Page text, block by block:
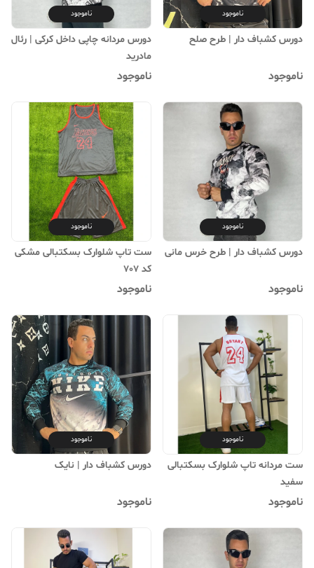
ناموجود
دورس کشباف دار | طرح صلح
ناموجود
ناموجود
دورس مردانه چاپی داخل کرکی | رئال
مادرید
ناموجود
ناموجود
دورس کشباف دار | طرح خرس مانی
ناموجود
ناموجود
ست تاپ شلوارک بسکتبالی مشکی
کد 707
ناموجود
ناموجود
ست مردانه تاپ شلوارک بسکتبالی
سفید
ناموجود
ناموجود
دورس کشباف دار | نایک
ناموجود